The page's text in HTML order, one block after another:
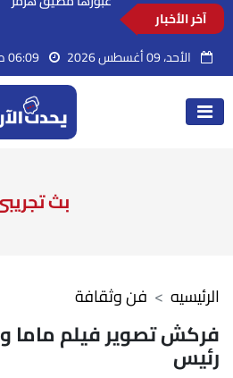
آخر الأخبار
الأحد، 09 أغسطس 2026
بث
فن وثقافة الرئيسيه
فركش تصوير فيلم ماما
رئيس